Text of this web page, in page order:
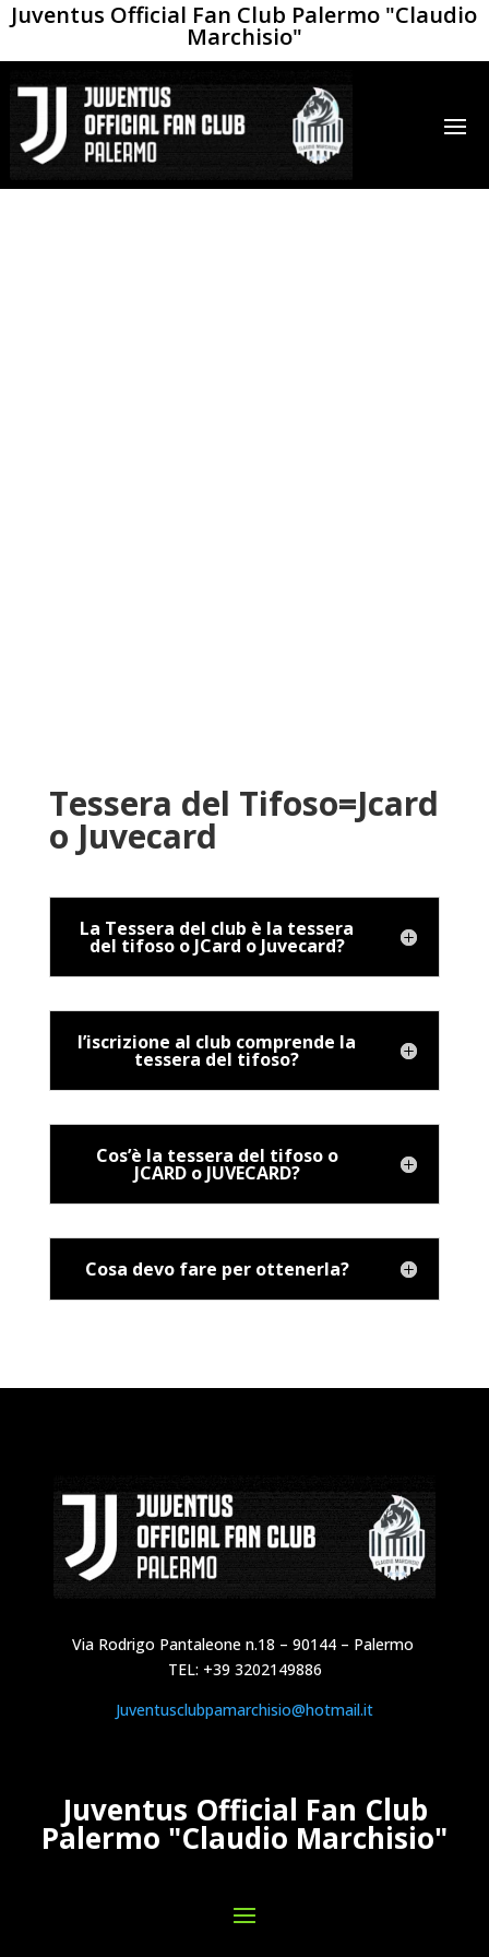
Juventus Official Fan Club Palermo "Claudio
Marchisio"
Tessera del Tifoso=Jcard
o Juvecard
La Tessera del club è la tessera
del tifoso o JCard o Juvecard?
l’iscrizione al club comprende la
tessera del tifoso?
Cos’è la tessera del tifoso o
JCARD o JUVECARD?
Cosa devo fare per ottenerla?
Via Rodrigo Pantaleone n.18 – 90144 – Palermo
TEL: +39 3202149886
Juventusclubpamarchisio@hotmail.it
Juventus Official Fan Club
Palermo "Claudio Marchisio"